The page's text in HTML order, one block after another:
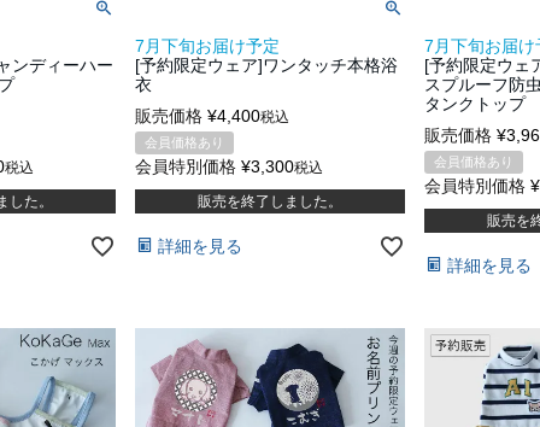
ンディーハー
税込
した。
7月下旬お届け予定
[予約限定ウェア]ワンタッチ本格浴
衣
販売価格 ¥4,400税込
会員価格あり
会員特別価格 ¥3,300税込
販売を終了しました。
詳細を見る
7月下旬お届け
[予約限定ウェ
スプルーフ防
タンクトップ
販売価格 ¥
会員価格あり
会員特別価格 ¥
販売を
詳細を見る